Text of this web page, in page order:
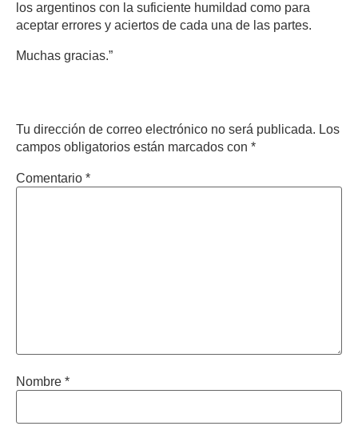
los argentinos con la suficiente humildad como para
aceptar errores y aciertos de cada una de las partes.
Muchas gracias.”
Tu dirección de correo electrónico no será publicada. Los
campos obligatorios están marcados con *
Comentario *
Nombre *